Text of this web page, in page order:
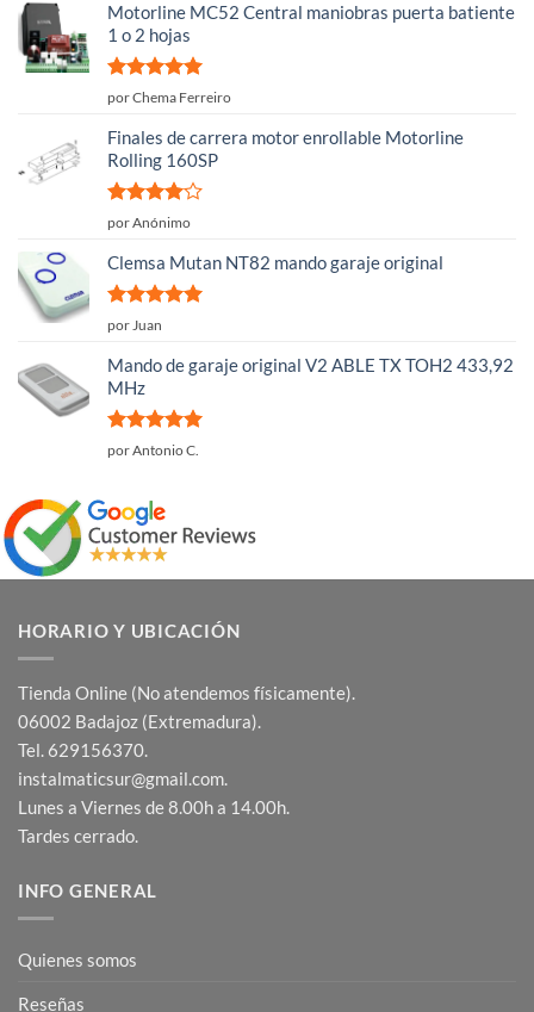
Motorline MC52 Central maniobras puerta batiente
1 o 2 hojas
Valorado
por Chema Ferreiro
Finales de carrera motor enrollable Motorline
Rolling 160SP
Valorado
5
por Anónimo
Clemsa Mutan NT82 mando garaje original
Valorado
por Juan
Mando de garaje original V2 ABLE TX TOH2 433,92
MHz
Valorado
por Antonio C.
HORARIO Y UBICACIÓN
Tienda Online (No atendemos físicamente).
06002 Badajoz (Extremadura).
Tel. 629156370.
instalmaticsur@gmail.com.
Lunes a Viernes de 8.00h a 14.00h.
Tardes cerrado.
INFO GENERAL
Quienes somos
Reseñas